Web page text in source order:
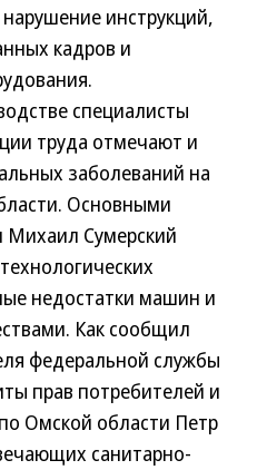
инструкций,
кадров и
специалисты
труда отмечают и
заболеваний на
Основными
Михаил Сумерский
недостатки машин и
Как сообщил
федеральной службы
прав потребителей и
Омской области Петр
санитарно-